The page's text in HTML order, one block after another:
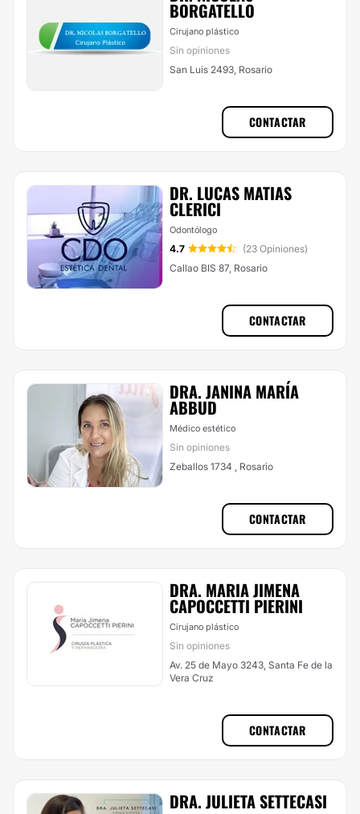
BORGATELLO
Cirujano plástico
Sin opiniones
San Luis 2493, Rosario
CONTACTAR
DR. LUCAS MATIAS
CLERICI
Odontólogo
4.7
(23 Opiniones)
Callao BIS 87, Rosario
CONTACTAR
DRA. JANINA MARÍA
ABBUD
Médico estético
Sin opiniones
Zeballos 1734 , Rosario
CONTACTAR
DRA. MARIA JIMENA
CAPOCCETTI PIERINI
Cirujano plástico
Sin opiniones
Av. 25 de Mayo 3243, Santa Fe de la
Vera Cruz
CONTACTAR
DRA. JULIETA SETTECASI